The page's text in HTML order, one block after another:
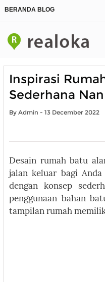
BERANDA BLOG
Inspirasi
Sederhana
By Admin - 13 December 2022
Desain rumah batu
jalan keluar bagi
dengan konsep
penggunaan bahan
tampilan rumah